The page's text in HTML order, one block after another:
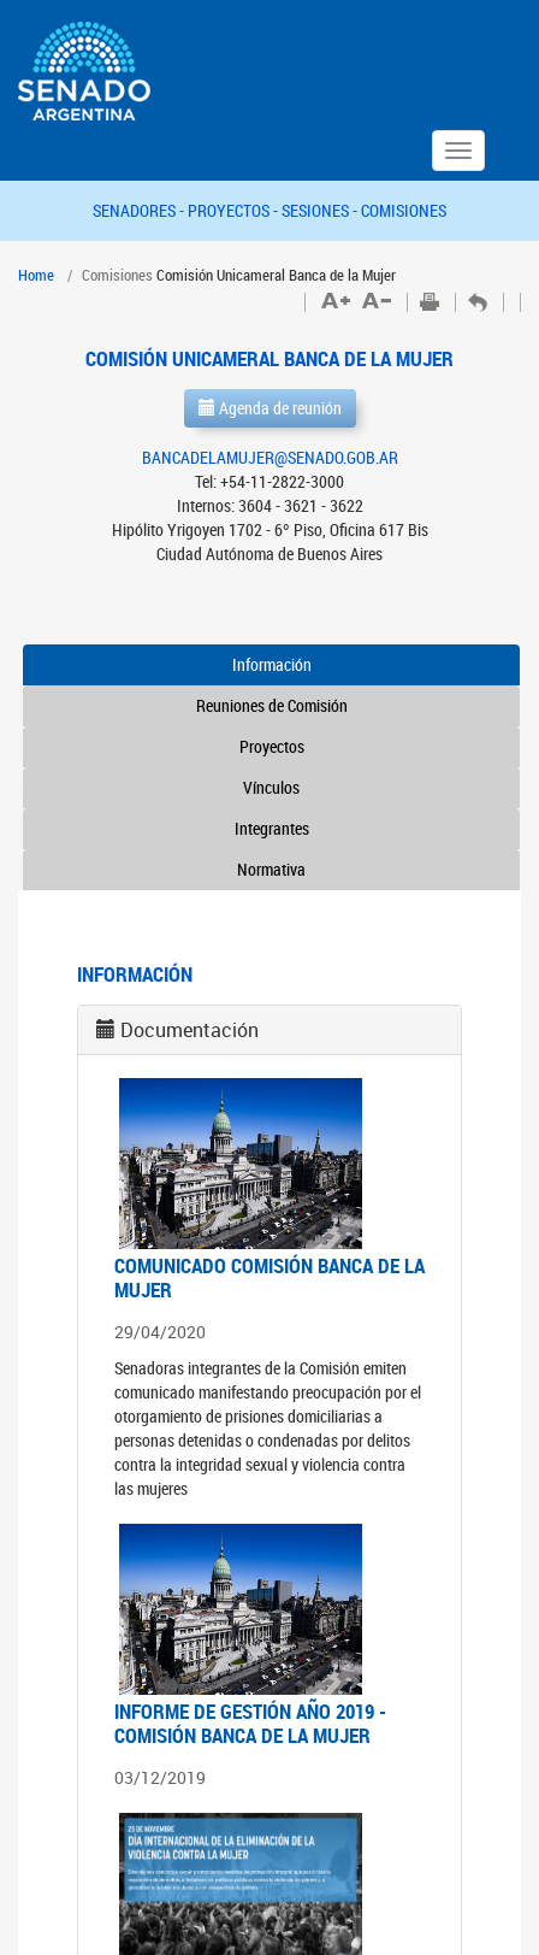
Toggle
navigation
SENADORES - PROYECTOS -SESIONES -COMISIONES
Home Comisiones Comisión Unicameral Banca de la Mujer
COMISIÓN UNICAMERAL BANCA DE LA MUJER
Agenda de reunión
BANCADELAMUJER@SENADO.GOB.AR
Tel: +54-11-2822-3000
Internos: 3604 - 3621 - 3622
Hipólito Yrigoyen 1702 - 6º Piso, Oficina 617 Bis
Ciudad Autónoma de Buenos Aires
Información
Reuniones de Comisión
Proyectos
Vínculos
Integrantes
Normativa
INFORMACIÓN
Documentación
COMUNICADO COMISIÓN BANCA DE LA
MUJER
29/04/2020
Senadoras integrantes de la Comisión emiten
comunicado manifestando preocupación por el
otorgamiento de prisiones domiciliarias a
personas detenidas o condenadas por delitos
contra la integridad sexual y violencia contra
las mujeres
INFORME DE GESTIÓN AÑO 2019 -
COMISIÓN BANCA DE LA MUJER
03/12/2019